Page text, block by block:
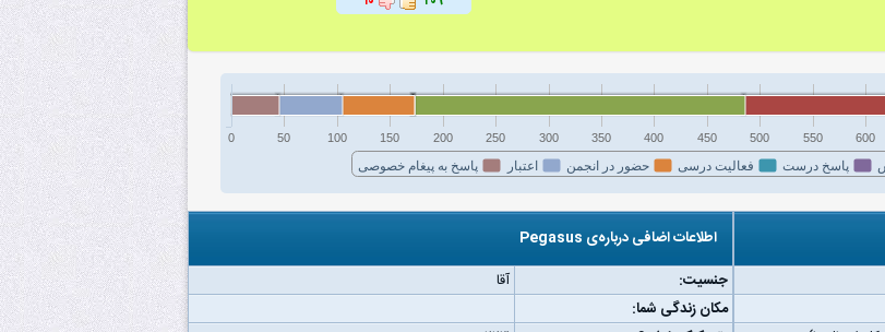
پاسخ درست فعالیت درسی حضور در انجمن اعتبار پاسخ به پیغام خصوصی
0 50 100 150 200 250 300 350 400 450 500 550 600
اطلاعات اضافی درباره‌ی Pegasus
جنسیت:
آقا
مکان زندگی شما: